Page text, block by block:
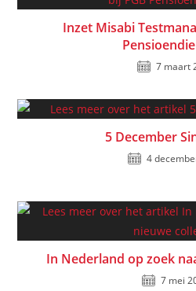
Inzet Misabi
7 maart
5 December
4
In Nederland op zoek
7 mei